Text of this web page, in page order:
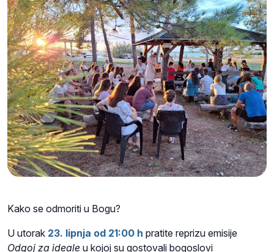
Kako se odmoriti u Bogu?
U utorak 23. lipnja od 21:00 h pratite reprizu emisije
Odgoj za ideale u kojoj su gostovali bogoslovi